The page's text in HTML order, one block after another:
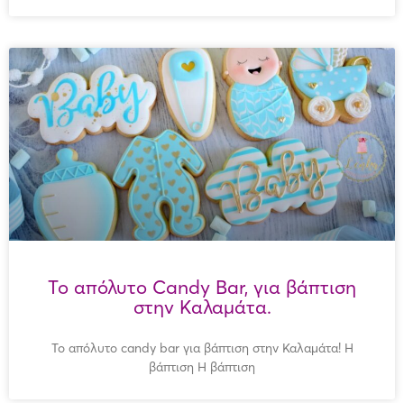
Το απόλυτο Candy Bar, για βάπτιση
στην Καλαμάτα.
Το απόλυτο candy bar για βάπτιση στην Καλαμάτα! Η
βάπτιση Η βάπτιση